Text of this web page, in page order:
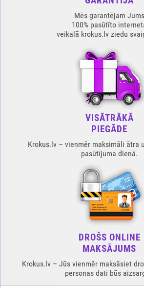
Mēs garantējam Jums
100% pasūtīto
veikalā krokus.lv ziedu
VISĀTRĀKĀ
PIEGĀDE
Krokus.lv – vienmēr maksimāli ātra
pasūtījuma dienā.
DROŠS ONLINE
MAKSĀJUMS
Krokus.lv – Jūs vienmēr maksāsiet
personas dati būs